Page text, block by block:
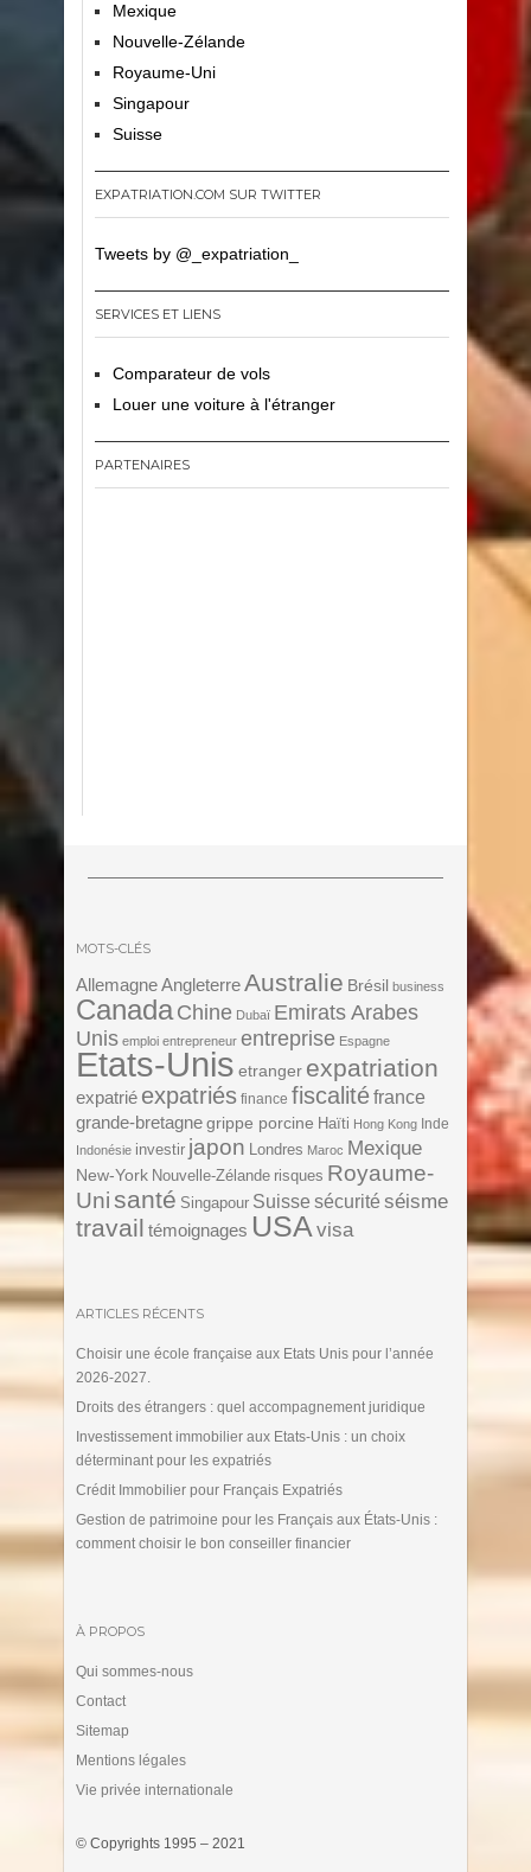
Mexique
Nouvelle-Zélande
Royaume-Uni
Singapour
Suisse
EXPATRIATION.COM SUR TWITTER
Tweets by @_expatriation_
SERVICES ET LIENS
Comparateur de vols
Louer une voiture à l'étranger
PARTENAIRES
MOTS-CLÉS
Allemagne AngleterreAustralie Brésil business
Canada Chine Dubaï Emirats Arabes
Unis emploi entrepreneur entreprise Espagne
Etats-Unis etranger expatriation
expatrié expatriés finance fiscalitéfrance
grande-bretagne grippe porcine Haïti Hong Kong Inde
Indonésie investir japon Londres Maroc Mexique
New-York Nouvelle-Zélande risques Royaume-
Unisanté Singapour Suisse sécurité séisme
travail témoignages USA visa
ARTICLES RÉCENTS
Choisir une école française aux Etats Unis pour l’année
2026-2027.
Droits des étrangers : quel accompagnement juridique
Investissement immobilier aux Etats-Unis : un choix
déterminant pour les expatriés
Crédit Immobilier pour Français Expatriés
Gestion de patrimoine pour les Français aux États-Unis :
comment choisir le bon conseiller financier
À PROPOS
Qui sommes-nous
Contact
Sitemap
Mentions légales
Vie privée internationale
© Copyrights 1995 – 2021